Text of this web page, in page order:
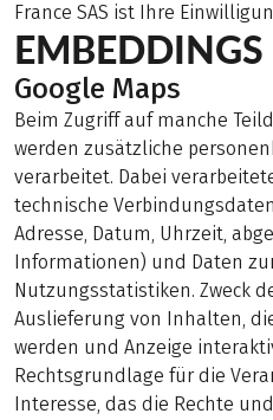
France SAS ist Ihre
EMBEDDINGS
Google Maps
Beim Zugriff auf manche
werden zusätzliche
verarbeitet. Dabei
technische
Adresse, Datum, Uhrzeit,
Informationen) und Daten
Nutzungsstatistiken. Zweck
Auslieferung von Inhalten,
werden und Anzeige
Rechtsgrundlage für die
Interesse, das die Rechte